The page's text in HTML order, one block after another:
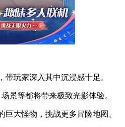
玩家深入其中沉浸感十足。
景等都将带来极致光影体验。
大怪物，挑战更多冒险地图。